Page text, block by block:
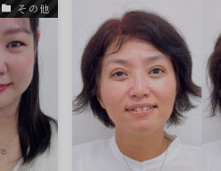
その他